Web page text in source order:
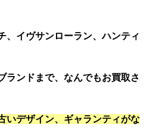
、イヴサンローラン、ハンティ
ランドまで、なんでもお買取さ
いデザイン、ギャランティがな